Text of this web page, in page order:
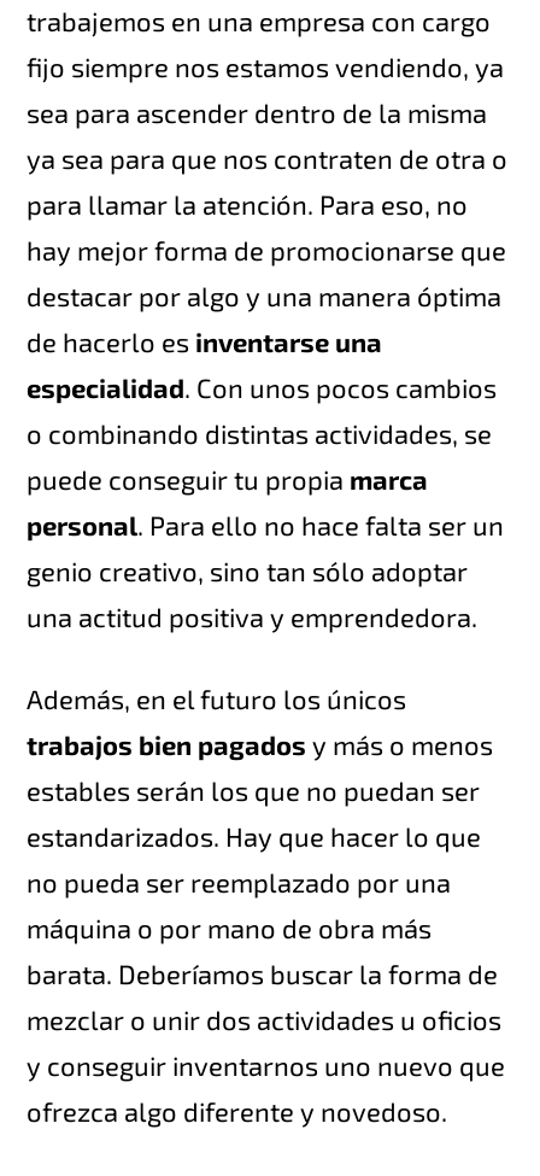
trabajemos en una empresa con cargo
fijo siempre nos estamos vendiendo, ya
sea para ascender dentro de la misma
ya sea para que nos contraten de otra o
para llamar la atención. Para eso, no
hay mejor forma de promocionarse que
destacar por algo y una manera óptima
de hacerlo es inventarse una
especialidad. Con unos pocos cambios
o combinando distintas actividades, se
puede conseguir tu propia marca
personal. Para ello no hace falta ser un
genio creativo, sino tan sólo adoptar
una actitud positiva y emprendedora.
Además, en el futuro los únicos
trabajos bien pagados y más o menos
estables serán los que no puedan ser
estandarizados. Hay que hacer lo que
no pueda ser reemplazado por una
máquina o por mano de obra más
barata. Deberíamos buscar la forma de
mezclar o unir dos actividades u oficios
y conseguir inventarnos uno nuevo que
ofrezca algo diferente y novedoso.